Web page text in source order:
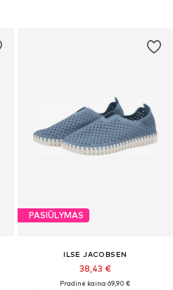
PASIŪLYMAS
ILSE JACOBSEN
38,43 €
Pradinė kaina: 69,90 €